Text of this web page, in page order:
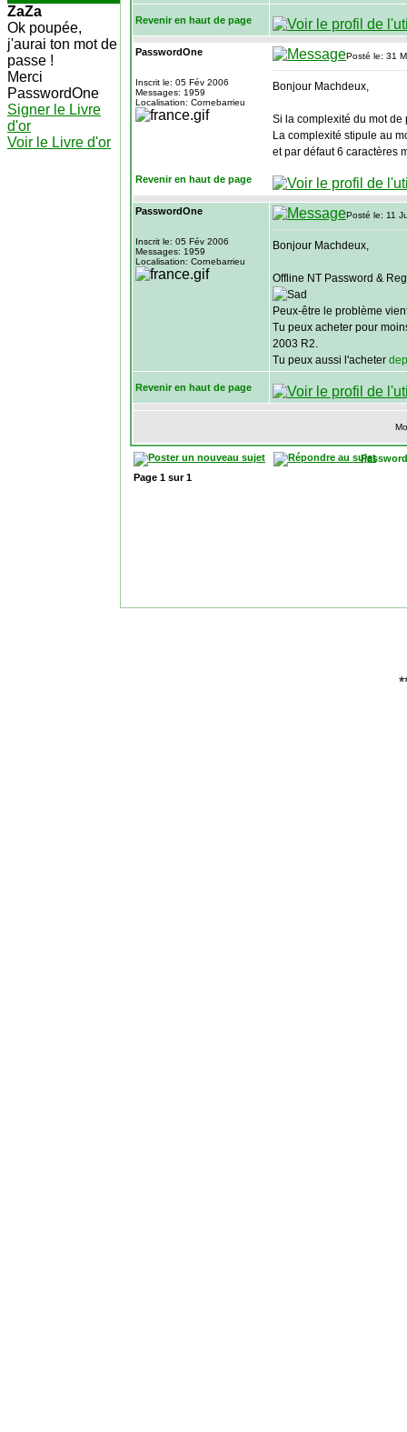
ZaZa
Ok poupée,
j'aurai ton mot de
passe !
Merci
PasswordOne
Signer le Livre
d'or
Voir le Livre d'or
Revenir en haut de page
PasswordOne
Inscrit le: 05 Fév 2006
Messages: 1959
Localisation: Cornebarrieu
Posté le: 31
Bonjour Machdeux,
Si la complexité du mot
La complexité stipule au
et par défaut 6 caractères
Revenir en haut de page
PasswordOne
Inscrit le: 05 Fév 2006
Messages: 1959
Localisation: Cornebarrieu
Posté le: 11
Bonjour Machdeux,
Offline NT Password &
Peux-être le problème
Tu peux acheter pour
2003 R2.
Tu peux aussi l'acheter
Revenir en haut de page
Page 1 sur1